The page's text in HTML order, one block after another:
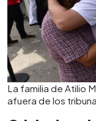
La familia de Atilio
afuera de los